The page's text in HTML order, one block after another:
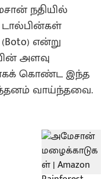
நதியில்
டால்பின்கள்
என்று
அளவு
கொண்ட இந்த
வாய்ந்தவை.